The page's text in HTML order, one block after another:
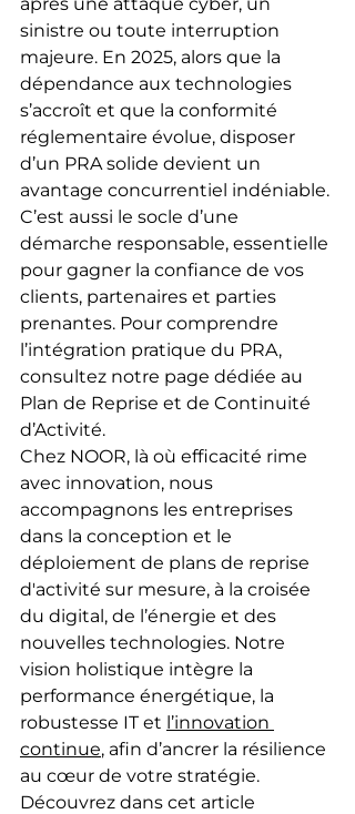
sinistre ou toute interruption
majeure. En 2025, alors que la
dépendance aux technologies
s’accroît et que la conformité
réglementaire évolue, disposer
d’un PRA solide devient un
avantage concurrentiel indéniable.
C’est aussi le socle d’une
démarche responsable, essentielle
pour gagner la confiance de vos
clients, partenaires et parties
prenantes. Pour comprendre
l’intégration pratique du PRA,
consultez notre page dédiée au
Plan de Reprise et de Continuité
d’Activité.
Chez NOOR, là où efficacité rime
avec innovation, nous
accompagnons les entreprises
dans la conception et le
déploiement de plans de reprise
d'activité sur mesure, à la croisée
du digital, de l’énergie et des
nouvelles technologies. Notre
vision holistique intègre la
performance énergétique, la
robustesse IT et l’innovation
continue, afin d’ancrer la résilience
au cœur de votre stratégie.
Découvrez dans cet article